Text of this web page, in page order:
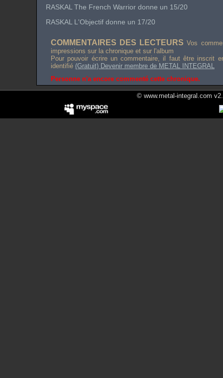
RASKAL The French Warrior donne un 15/20
RASKAL L'Objectif donne un 17/20
COMMENTAIRES DES LECTEURS Vos
impressions sur la chronique et sur l'album
Pour pouvoir écrire un commentaire, il faut être inscrit
identifié (Gratuit) Devenir membre de METAL INTEGRAL
Personne n'a encore commenté cette chronique.
© www.metal-integral.com